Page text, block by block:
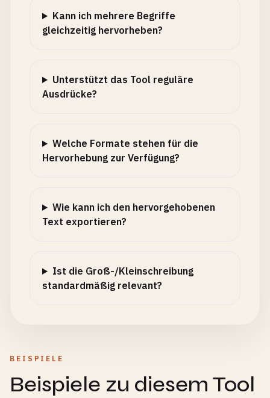
Kann ich mehrere Begriffe
gleichzeitig hervorheben?
Unterstützt das Tool reguläre
Ausdrücke?
Welche Formate stehen für die
Hervorhebung zur Verfügung?
Wie kann ich den hervorgehobenen
Text exportieren?
Ist die Groß-/Kleinschreibung
standardmäßig relevant?
BEISPIELE
Beispiele zu diesem Tool